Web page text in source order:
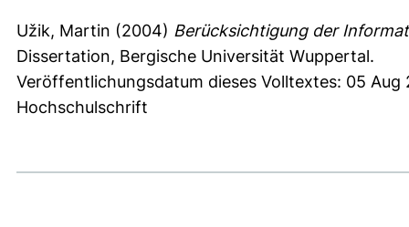
Užik, Martin (2004) Berücksichtigung der
Dissertation, Bergische Universität Wuppertal.
Veröffentlichungsdatum dieses Volltextes: 05 Aug
Hochschulschrift